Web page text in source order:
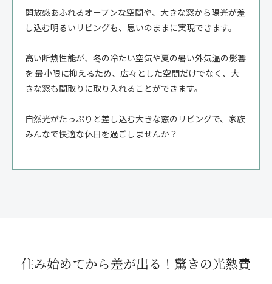
開放感あふれるオープンな空間や、大きな窓から陽光が差
し込む明るいリビングも、思いのままに実現できます。
高い断熱性能が、冬の冷たい空気や夏の暑い外気温の影響
を 最小限に抑えるため、広々とした空間だけでなく、大
きな窓も間取りに取り入れることができます。
自然光がたっぷりと差し込む大きな窓のリビングで、家族
みんなで快適な休日を過ごしませんか？
住み始めてから差が出る！ 驚きの光熱費